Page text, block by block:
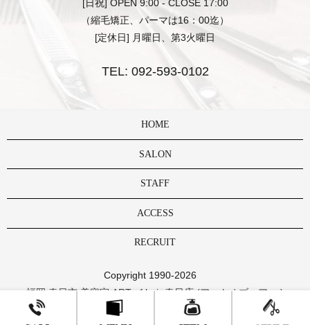
[日祝] OPEN 9:00 - CLOSE 17:00
（縮毛矯正、パーマは16：00迄）
[定休日] 月曜日、第3火曜日
TEL: 092-593-0102
HOME
SALON
STAFF
ACCESS
RECRUIT
Copyright 1990-2026
福岡 春日市 美容室 ART of hair 春日店 (アートオブヘアー )